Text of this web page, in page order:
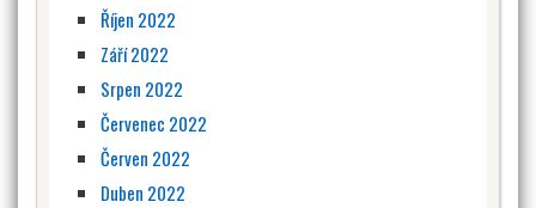
Říjen 2022
Září 2022
Srpen 2022
Červenec 2022
Červen 2022
Duben 2022